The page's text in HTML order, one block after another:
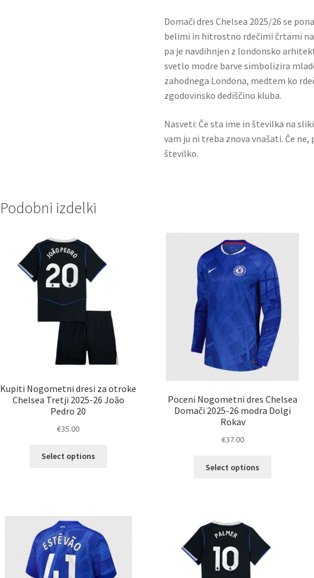
Domači dres Chelsea 2025/26 se
belimi in hitrostno rdečimi črtami
pa je navdihnjen z londonsko
svetlo modre barve simbolizira
zahodnega Londona, medtem ko
zgodovinsko dediščino kluba.
Nasveti: Če sta ime in številka na
vam ju ni treba znova vnašati. Če
številko.
Podobni izdelki
Kupiti Nogometni dresi za otroke
Chelsea Tretji 2025-26 João
Pedro 20
€35.00
Select options
izberete
na
strani
Poceni Nogometni dres Chelsea
Domači 2025-26 modra Dolgi
Rokav
€37.00
Select options